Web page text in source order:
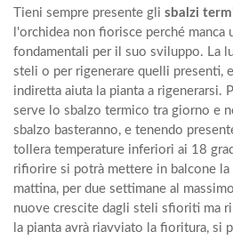
Tieni sempre presente gli sbalzi
l'orchidea non fiorisce perché
fondamentali per il suo sviluppo. La
steli o per rigenerare quelli presenti,
indiretta aiuta la pianta a rigenerarsi.
serve lo sbalzo termico tra giorno e
sbalzo basteranno, e tenendo
tollera temperature inferiori ai 18
rifiorire si potrà mettere in balcone
mattina, per due settimane al
nuove crescite dagli steli sfioriti ma
la pianta avrà riavviato la fioritura, si